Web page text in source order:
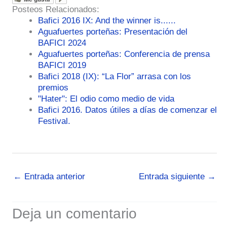
Posteos Relacionados:
Bafici 2016 IX: And the winner is......
Aguafuertes porteñas: Presentación del
BAFICI 2024
Aguafuertes porteñas: Conferencia de prensa
BAFICI 2019
Bafici 2018 (IX): “La Flor” arrasa con los
premios
"Hater": El odio como medio de vida
Bafici 2016. Datos útiles a días de comenzar el
Festival.
← Entrada anterior Entrada siguiente →
Deja un comentario